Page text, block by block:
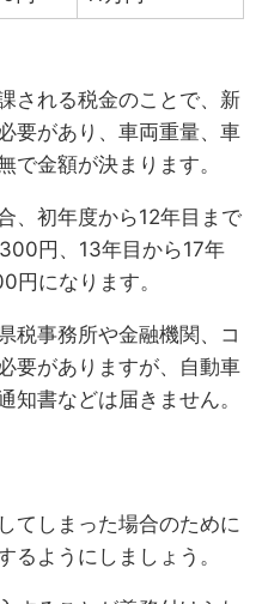
される税金のことで、新
要があり、車両重量、車
で金額が決まります。
、初年度から12年目まで
円、13年目から17年
円になります。
税事務所や金融機関、コ
要がありますが、自動車
知書などは届きません。
てしまった場合のために
るようにしましょう。